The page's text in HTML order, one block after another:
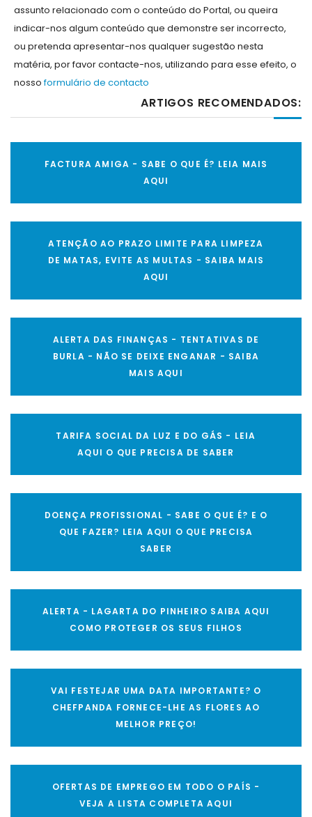
assunto relacionado com o conteúdo do Portal, ou queira
indicar-nos algum conteúdo que demonstre ser incorrecto,
ou pretenda apresentar-nos qualquer sugestão nesta
matéria, por favor contacte-nos, utilizando para esse efeito, o
nossoformulário de contacto
ARTIGOS RECOMENDADOS:
FACTURA AMIGA - SABE O QUE É? LEIA MAIS
AQUI
ATENÇÃO AO PRAZO LIMITE PARA LIMPEZA
DE MATAS, EVITE AS MULTAS - SAIBA MAIS
AQUI
ALERTA DAS FINANÇAS - TENTATIVAS DE
BURLA - NÃO SE DEIXE ENGANAR - SAIBA
MAIS AQUI
TARIFA SOCIAL DA LUZ E DO GÁS - LEIA
AQUI O QUE PRECISA DE SABER
DOENÇA PROFISSIONAL - SABE O QUE É? E O
QUE FAZER? LEIA AQUI O QUE PRECISA
SABER
ALERTA - LAGARTA DO PINHEIRO SAIBA AQUI
COMO PROTEGER OS SEUS FILHOS
VAI FESTEJAR UMA DATA IMPORTANTE? O
CHEFPANDA FORNECE-LHE AS FLORES AO
MELHOR PREÇO!
OFERTAS DE EMPREGO EM TODO O PAÍS -
VEJA A LISTA COMPLETA AQUI